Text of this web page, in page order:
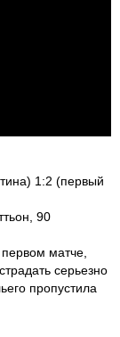
1:2 (первый
90
матче,
серьезно
пропустила